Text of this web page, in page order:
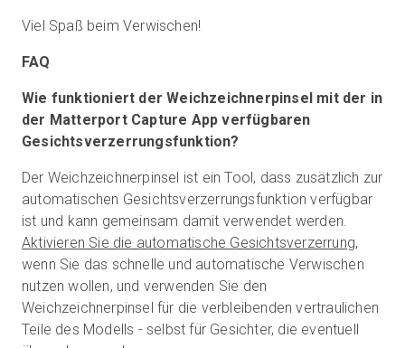
Viel Spaß beim Verwischen!
FAQ
Wie funktioniert der Weichzeichnerpinsel mit der in
der Matterport Capture App verfügbaren
Gesichtsverzerrungsfunktion?
Der Weichzeichnerpinsel ist ein Tool, dass zusätzlich zur
automatischen Gesichtsverzerrungsfunktion verfügbar
ist und kann gemeinsam damit verwendet werden.
Aktivieren Sie die automatische Gesichtsverzerrung,
wenn Sie das schnelle und automatische Verwischen
nutzen wollen, und verwenden Sie den
Weichzeichnerpinsel für die verbleibenden vertraulichen
Teile des Modells - selbst für Gesichter, die eventuell